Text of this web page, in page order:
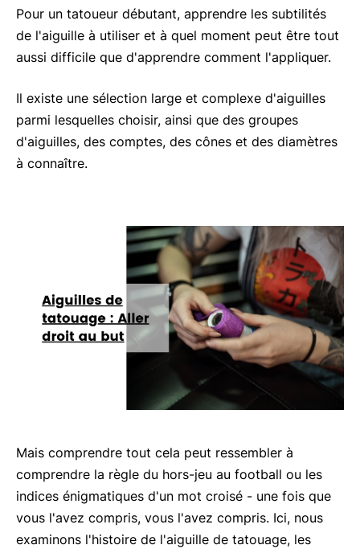
Pour un tatoueur débutant, apprendre les subtilités
de l'aiguille à utiliser et à quel moment peut être tout
aussi difficile que d'apprendre comment l'appliquer.
Il existe une sélection large et complexe d'aiguilles
parmi lesquelles choisir, ainsi que des groupes
d'aiguilles, des comptes, des cônes et des diamètres
à connaître.
Mais comprendre tout cela peut ressembler à
comprendre la règle du hors-jeu au football ou les
indices énigmatiques d'un mot croisé - une fois que
vous l'avez compris, vous l'avez compris. Ici, nous
examinons l'histoire de l'aiguille de tatouage, les